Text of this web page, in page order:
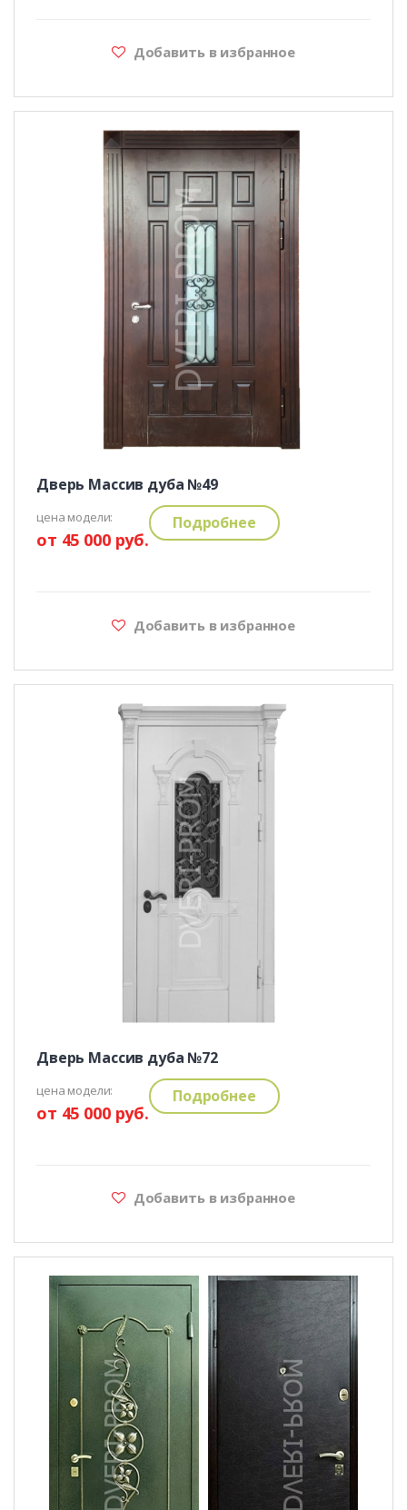
Добавить в избранное
Дверь Массив дуба №49
цена модели:
от 45 000 руб.
Подробнее
Добавить в избранное
Дверь Массив дуба №72
цена модели:
от 45 000 руб.
Подробнее
Добавить в избранное